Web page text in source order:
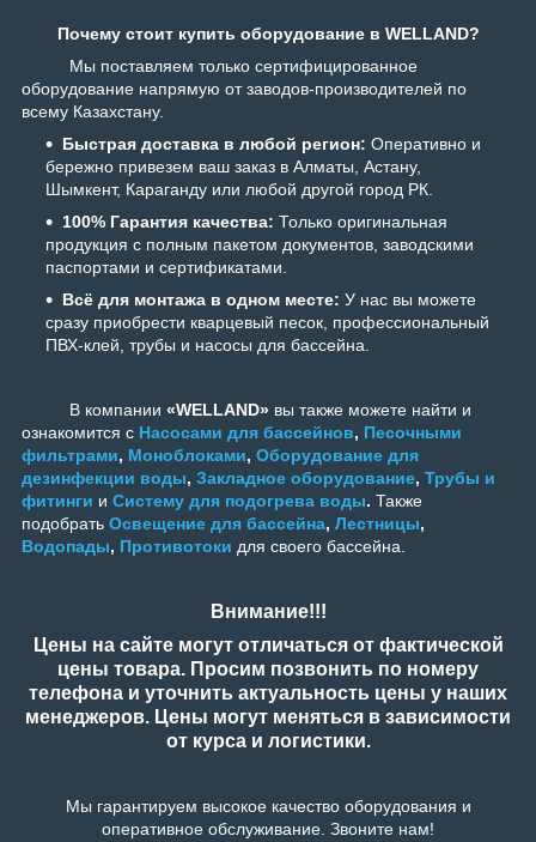
Почему стоит купить оборудование в WELLAND?
Мы поставляем только сертифицированное
оборудование напрямую от заводов-производителей по
всему Казахстану.
Быстрая доставка в любой регион: Оперативно и
бережно привезем ваш заказ в Алматы, Астану,
Шымкент, Караганду или любой другой город РК.
100% Гарантия качества: Только оригинальная
продукция с полным пакетом документов, заводскими
паспортами и сертификатами.
Всё для монтажа в одном месте: У нас вы можете
сразу приобрести кварцевый песок, профессиональный
ПВХ-клей, трубы и насосы для бассейна.
В компании «WELLAND» вы также можете найти и
ознакомится с Насосами для бассейнов, Песочными
фильтрами, Моноблоками, Оборудование для
дезинфекции воды, Закладное оборудование, Трубы и
фитинги и Систему для подогрева воды. Также
подобрать Освещение для бассейна, Лестницы,
Водопады, Противотоки для своего бассейна.
Внимание!!!
Цены на сайте могут отличаться от фактической
цены товара. Просим позвонить по номеру
телефона и уточнить актуальность цены у наших
менеджеров. Цены могут меняться в зависимости
от курса и логистики.
Мы гарантируем высокое качество оборудования и
оперативное обслуживание. Звоните нам!